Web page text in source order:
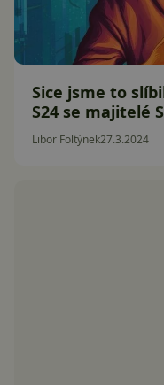
Sice jsme to
S24 se majitelé
Libor Foltýnek27.3.2024